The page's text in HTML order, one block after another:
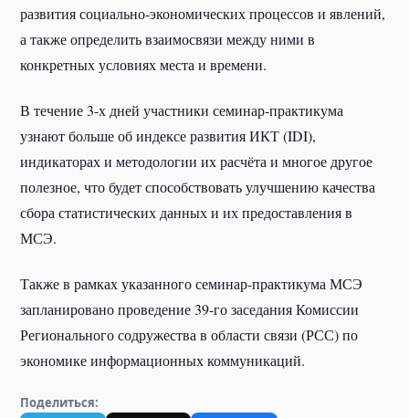
развития социально-экономических процессов и явлений,
а также определить взаимосвязи между ними в
конкретных условиях места и времени.
В течение 3-х дней участники семинар-практикума
узнают больше об индексе развития ИКТ (IDI),
индикаторах и методологии их расчёта и многое другое
полезное, что будет способствовать улучшению качества
сбора статистических данных и их предоставления в
МСЭ.
Также в рамках указанного семинар-практикума МСЭ
запланировано проведение 39-го заседания Комиссии
Регионального содружества в области связи (РСС) по
экономике информационных коммуникаций.
Поделиться: